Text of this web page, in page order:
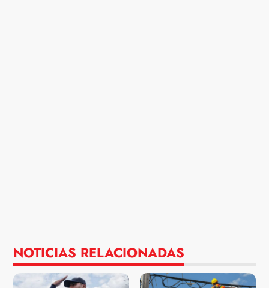
NOTICIAS RELACIONADAS